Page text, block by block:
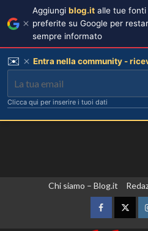
Chi siamo – Blog.it
Facebook
Aggiungi blog.it alle tue fonti
preferite su Google per
sempre informato
✉️ Entra nella community -
Clicca qui per inserire i tuoi dati